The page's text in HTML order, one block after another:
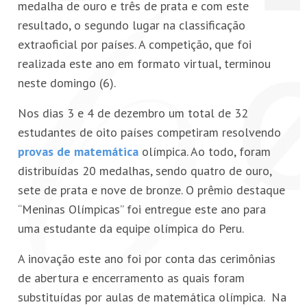
medalha de ouro e três de prata e com este
resultado, o segundo lugar na classificação
extraoficial por países. A competição, que foi
realizada este ano em formato virtual, terminou
neste domingo (6).
Nos dias 3 e 4 de dezembro um total de 32
estudantes de oito países competiram resolvendo
provas de matemática olímpica. Ao todo, foram
distribuídas 20 medalhas, sendo quatro de ouro,
sete de prata e nove de bronze. O prêmio destaque
“Meninas Olímpicas” foi entregue este ano para
uma estudante da equipe olímpica do Peru.
A inovação este ano foi por conta das cerimônias
de abertura e encerramento as quais foram
substituídas por aulas de matemática olímpica. Na